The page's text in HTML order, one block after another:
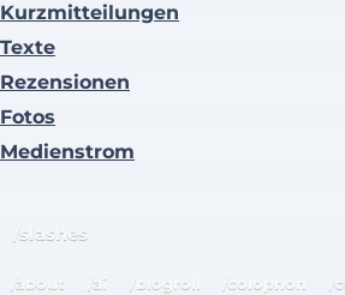
Kurzmitteilungen
Texte
Rezensionen
Fotos
Medienstrom
/slashes
/about /ai /blogroll /colophon /